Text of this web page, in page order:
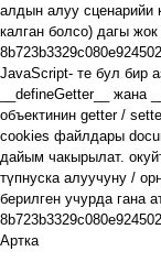
алдын алуу сценарийи
калган болсо) дагы жок
JavaScript- те бул бир
__defineGetter__
жана
объектинин getter/
cookies файлдары
дайым чакырылат.
түпнуска алуучуну /
берилген учурда гана
Артка